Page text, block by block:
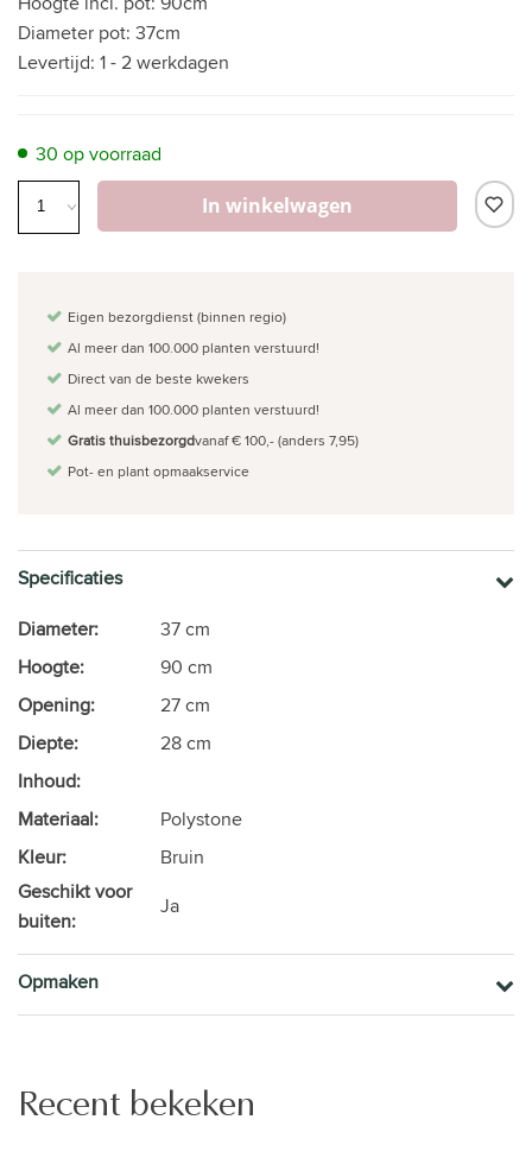
Diameter pot: 37cm
Levertijd: 1 - 2 werkdagen
30 op voorraad
In winkelwagen
Eigen bezorgdienst (binnen regio)
Al meer dan 100.000 planten verstuurd!
Direct van de beste kwekers
Al meer dan 100.000 planten verstuurd!
Gratis thuisbezorgdvanaf € 100,- (anders 7,95)
Pot- en plant opmaakservice
Specificaties
Diameter:
37 cm
Hoogte:
90 cm
Opening:
27 cm
Diepte:
28 cm
Inhoud:
Materiaal:
Polystone
Kleur:
Bruin
Geschikt voor
buiten:
Ja
Opmaken
Recent bekeken